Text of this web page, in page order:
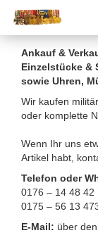
Ankauf &
Einzelstücke &
sowie Uhren,
Wir kaufen
oder komplette
Wenn Ihr uns
Artikel habt,
Telefon oder
0176 – 14 48 42
0175 – 56 13
E-Mail: über